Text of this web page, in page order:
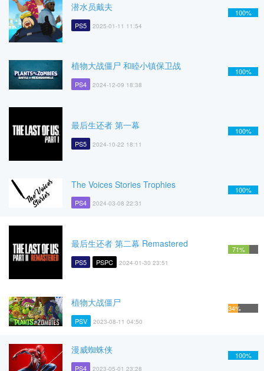
潜水员戴夫
PS5 2025-01-11 11:54
100%
植物大战僵尸 和睦小镇保卫战
PS4 2024-12-09 18:38
100%
最后生还者 第一幕
PS5 2024-10-22 18:11
100%
The Voices Stories Trophies
PS4 2024-03-08 22:31
100%
最后生还者 第二幕 Remastered
PS5 PSPC 2024-01-30 23:51
71%
植物大战僵尸
PSV 2023-08-11 04:50
34%
漫威蜘蛛侠
PS4 2023-05-01 23:28
100%